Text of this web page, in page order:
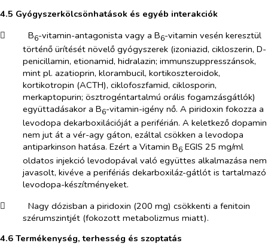
4.5 Gyógyszerkölcsönhatások és egyéb interakciók
​
B6-vitamin-antagonista vagy a B6-vitamin vesén keresztül
történő ürítését növelő gyógyszerek (izoniazid, cikloszerin, D-
penicillamin, etionamid, hidralazin; immunszuppresszánsok,
mint pl. azatioprin, klorambucil, kortikoszteroidok,
kortikotropin (ACTH), ciklofoszfamid, ciklosporin,
merkaptopurin; ösztrogéntartalmú orális fogamzásgátlók)
együttadásakor a B6-vitamin-igény nő. A piridoxin fokozza a
levodopa dekarboxilációját a periférián. A keletkező dopamin
nem jut át a vér-agy gáton, ezáltal csökken a levodopa
antiparkinson hatása. Ezért a Vitamin B6EGIS 25 mg/ml
oldatos injekció levodopával való együttes alkalmazása nem
javasolt, kivéve a perifériás dekarboxiláz-gátlót is tartalmazó
levodopa-készítményeket.
​
Nagy dózisban a piridoxin (200 mg) csökkenti a fenitoin
szérumszintjét (fokozott metabolizmus miatt).
4.6 Termékenység, terhesség és szoptatás